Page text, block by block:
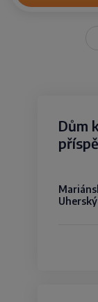
Dům